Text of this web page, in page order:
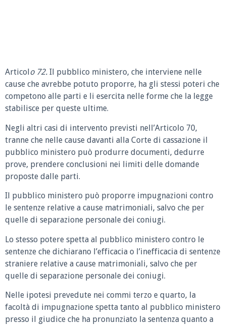
Articolo 72. Il pubblico ministero, che interviene nelle
cause che avrebbe potuto proporre, ha gli stessi poteri che
competono alle parti e li esercita nelle forme che la legge
stabilisce per queste ultime.
Negli altri casi di intervento previsti nell’Articolo 70,
tranne che nelle cause davanti alla Corte di cassazione il
pubblico ministero può produrre documenti, dedurre
prove, prendere conclusioni nei limiti delle domande
proposte dalle parti.
Il pubblico ministero può proporre impugnazioni contro
le sentenze relative a cause matrimoniali, salvo che per
quelle di separazione personale dei coniugi.
Lo stesso potere spetta al pubblico ministero contro le
sentenze che dichiarano l’efficacia o l’inefficacia di sentenze
straniere relative a cause matrimoniali, salvo che per
quelle di separazione personale dei coniugi.
Nelle ipotesi prevedute nei commi terzo e quarto, la
facoltà di impugnazione spetta tanto al pubblico ministero
presso il giudice che ha pronunziato la sentenza quanto a